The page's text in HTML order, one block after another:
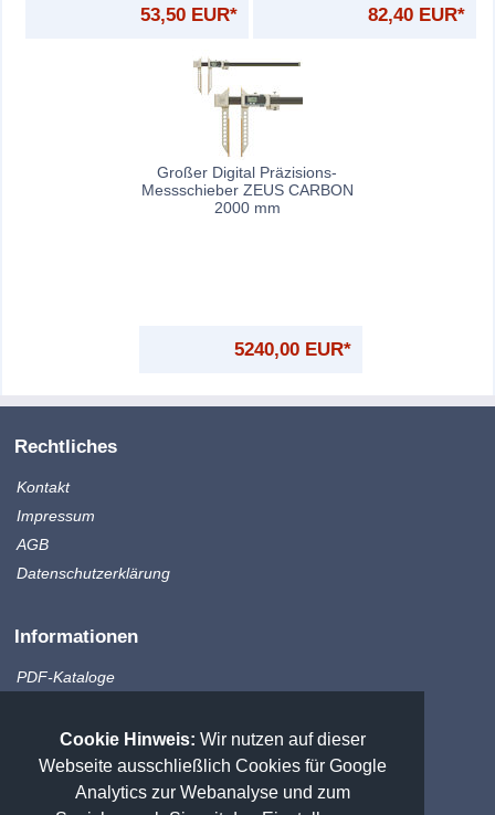
Cookie Hinweis: Wir nutzen auf dieser
Webseite ausschließlich Cookies für Google
Analytics zur Webanalyse und zum
53,50 EUR* 82,40 EUR*
Großer Digital Präzisions-
Messschieber ZEUS CARBON
2000 mm
5240,00 EUR*
Rechtliches
Kontakt
Impressum
AGB
Datenschutzerklärung
Informationen
PDF-Kataloge
Zahlungsmethoden
Versandkosten